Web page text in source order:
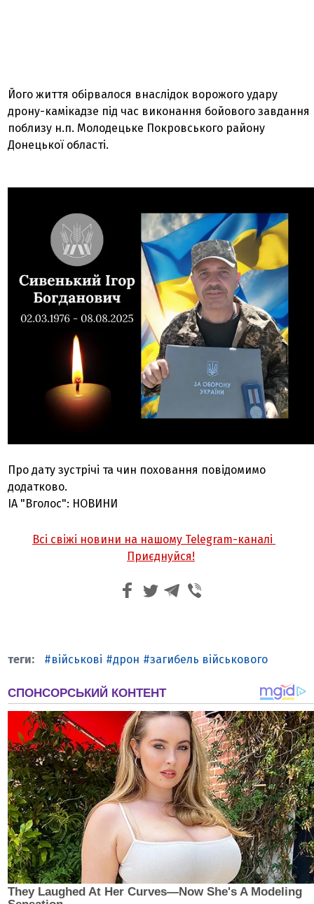
Його життя обірвалося внаслідок ворожого удару
дрону-камікадзе під час виконання бойового завдання
поблизу н.п. Молодецьке Покровського району
Донецької області.
Про дату зустрічі та чин поховання повідомимо
додатково.
ІА "Вголос": НОВИНИ
Всі свіжі новини на нашому Telegram-каналі
Приєднуйся!
військові дрон загибель військового